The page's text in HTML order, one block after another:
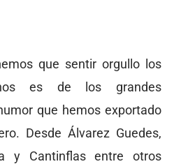
que sentir orgullo los
es de los grandes
que hemos exportado
Desde Álvarez Guedes,
y Cantinflas entre otros